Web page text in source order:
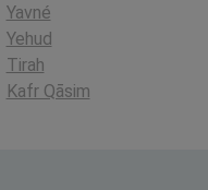
Yavné
Yehud
Tirah
Kafr Qāsim